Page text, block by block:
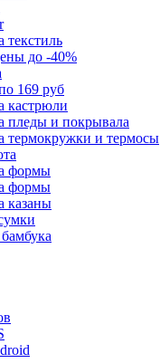
текстиль
до -40%
169 руб
кастрюли
пледы и покрывала
термокружки и термосы
формы
формы
казаны